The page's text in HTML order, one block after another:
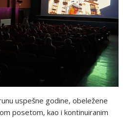
uspešne godine, obeležene
posetom, kao i kontinuiranim